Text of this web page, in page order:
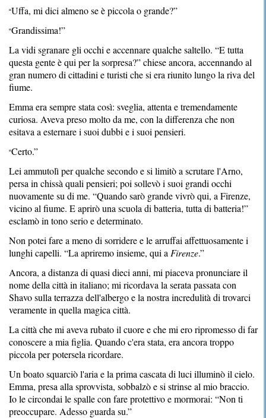
“Uffa, mi dici almeno se è piccola o grande?”
“Grandissima!”
La vidi sgranare gli occhi e accennare qualche saltello. “E tutta
questa gente è qui per la sorpresa?” chiese ancora, accennando al
gran numero di cittadini e turisti che si era riunito lungo la riva del
fiume.
Emma era sempre stata così: sveglia, attenta e tremendamente
curiosa. Aveva preso molto da me, con la differenza che non
esitava a esternare i suoi dubbi e i suoi pensieri.
“Certo.”
Lei ammutolì per qualche secondo e si limitò a scrutare l'Arno,
persa in chissà quali pensieri; poi sollevò i suoi grandi occhi
nuovamente su di me. “Quando sarò grande vivrò qui, a Firenze,
vicino al fiume. E aprirò una scuola di batteria, tutta di batteria!”
esclamò in tono serio e determinato.
Non potei fare a meno di sorridere e le arruffai affettuosamente i
lunghi capelli. “La apriremo insieme, qui a Firenze.”
Ancora, a distanza di quasi dieci anni, mi piaceva pronunciare il
nome della città in italiano; mi ricordava la serata passata con
Shavo sulla terrazza dell'albergo e la nostra incredulità di trovarci
veramente in quella magica città.
La città che mi aveva rubato il cuore e che mi ero ripromesso di far
conoscere a mia figlia. Quando c'era stata, era ancora troppo
piccola per potersela ricordare.
Un boato squarciò l'aria e la prima cascata di luci illuminò il cielo.
Emma, presa alla sprovvista, sobbalzò e si strinse al mio braccio.
Io le circondai le spalle con fare protettivo e mormorai: “Non ti
preoccupare. Adesso guarda su.”